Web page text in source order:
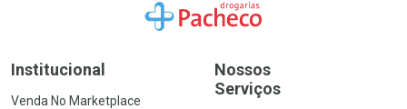
Ir para a Home
Institucional
Venda No Marketplace
Nossos
Serviços